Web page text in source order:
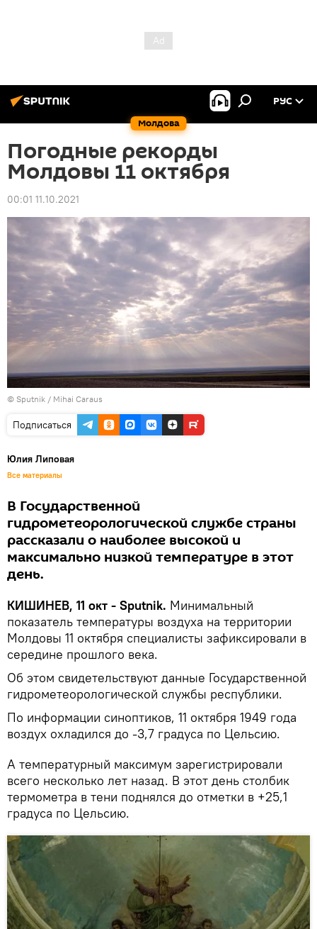
Молдова
РУС
Погодные рекорды
Молдовы 11 октября
00:01 11.10.2021
© Sputnik / Mihai Caraus
Подписаться
Юлия Липовая
Все материалы
В Государственной
гидрометеорологической службе страны
рассказали о наиболее высокой и
максимально низкой температуре в этот
день.
КИШИНЕВ, 11 окт - Sputnik. Минимальный
показатель температуры воздуха на территории
Молдовы 11 октября специалисты зафиксировали в
середине прошлого века.
Об этом свидетельствуют данные Государственной
гидрометеорологической службы республики.
По информации синоптиков, 11 октября 1949 года
воздух охладился до -3,7 градуса по Цельсию.
А температурный максимум зарегистрировали
всего несколько лет назад. В этот день столбик
термометра в тени поднялся до отметки в +25,1
градуса по Цельсию.